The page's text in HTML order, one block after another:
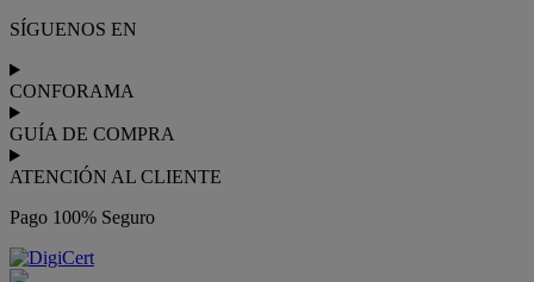
SÍGUENOS EN
CONFORAMA
GUÍA DE COMPRA
ATENCIÓN AL CLIENTE
Pago 100% Seguro